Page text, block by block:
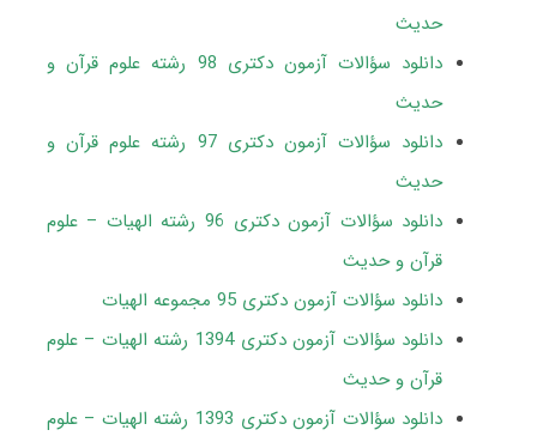
حدیث
دانلود سؤالات آزمون دکتری 98 رشته علوم قرآن و
حدیث
دانلود سؤالات آزمون دکتری 97 رشته علوم قرآن و
حدیث
دانلود سؤالات آزمون دکتری 96 رشته الهیات – علوم
قرآن و حدیث
دانلود سؤالات آزمون دکتری 95 مجموعه الهیات
دانلود سؤالات آزمون دکتری 1394 رشته الهیات – علوم
قرآن و حدیث
دانلود سؤالات آزمون دکتری 1393 رشته الهیات – علوم